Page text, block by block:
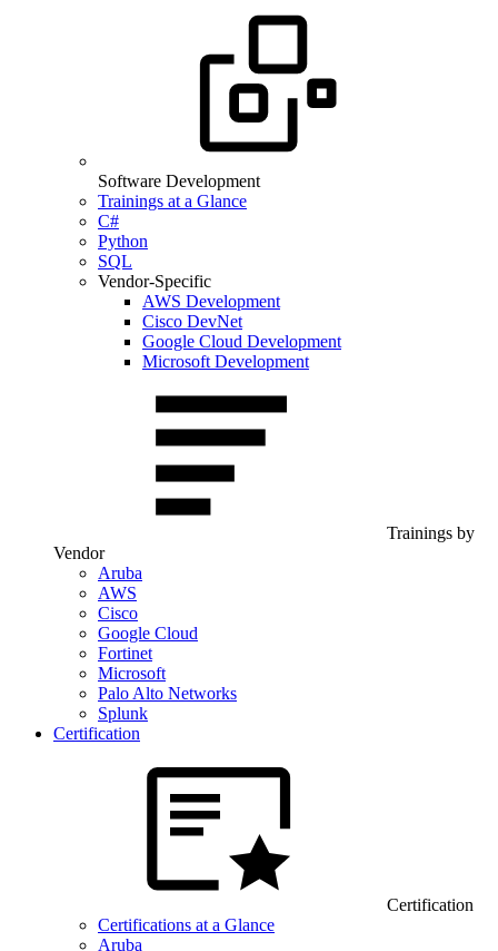
Software Development
Trainings at a Glance
C#
Python
SQL
Vendor-Specific
AWS Development
Cisco DevNet
Google Cloud Development
Microsoft Development
Trainings by
Vendor
Aruba
AWS
Cisco
Google Cloud
Fortinet
Microsoft
Palo Alto Networks
Splunk
Certification
Certification
Certifications at a Glance
Aruba